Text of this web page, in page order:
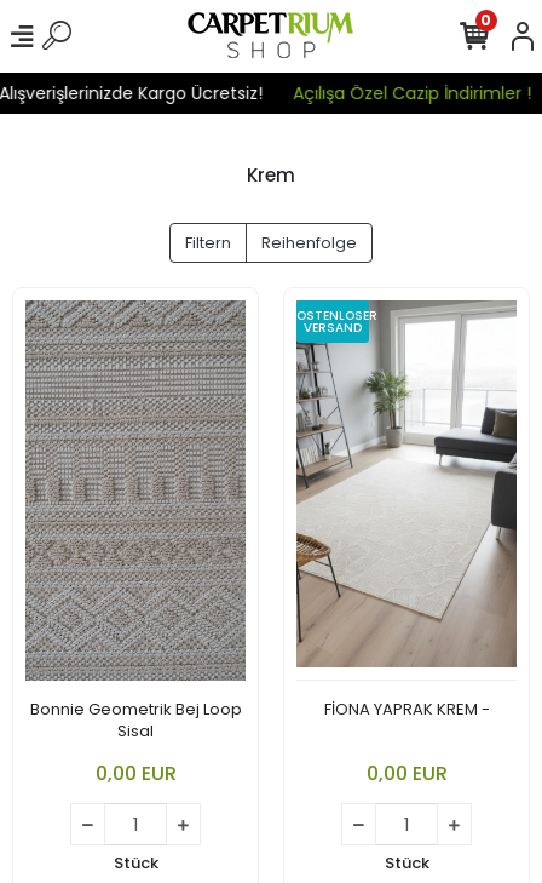
Ücretsiz! Açılışa Özel Cazip İndirimler ! Tüm
0
Krem
Filtern Reihenfolge
Bonnie Geometrik Bej Loop
Sisal
0,00 EUR
Stück
KOSTENLOSER
VERSAND
FİONA YAPRAK KREM -
0,00 EUR
Stück